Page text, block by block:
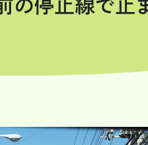
の停止線で止